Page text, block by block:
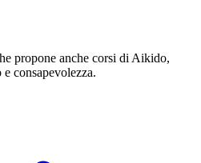
propone anche corsi di Aikido,
consapevolezza.